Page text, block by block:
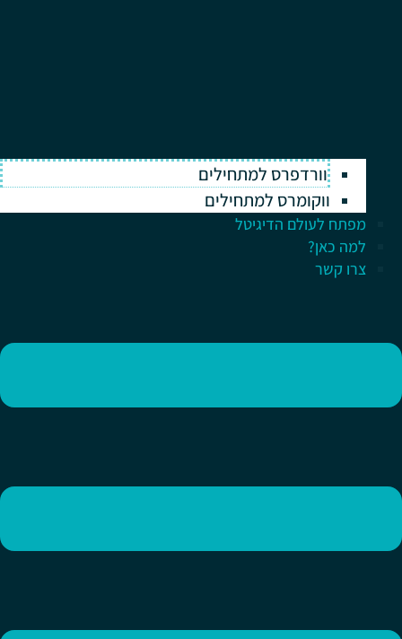
וורדפרס למתחילים
ווקומרס למתחילים
מפתח לעולם הדיגיטל
למה כאן?
צרו קשר